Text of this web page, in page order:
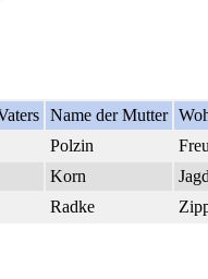
Name der Mutter
Polzin
Korn
Radke